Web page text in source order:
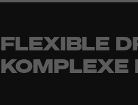
FLEXIBLE
KOMPLEXE